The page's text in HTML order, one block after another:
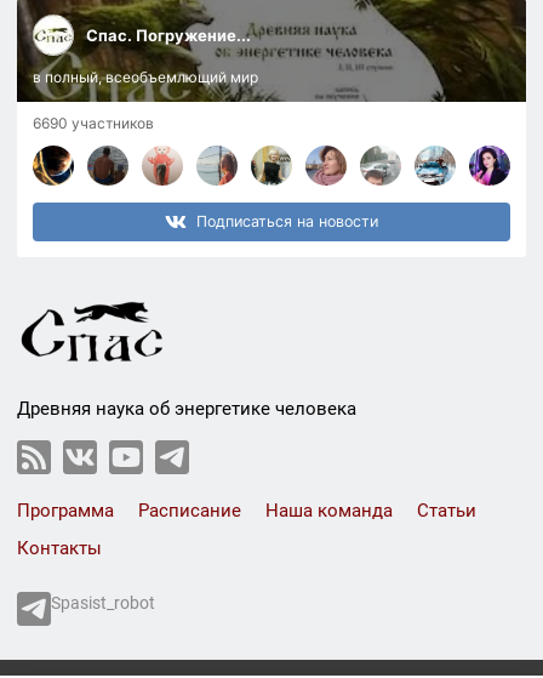
Спас. Погружение...
в полный, всеобъемлющий мир
6690 участников
Подписаться на новости
Древняя наука об энергетике человека
Программа Расписание Наша команда
Статьи
Контакты
Spasist_robot